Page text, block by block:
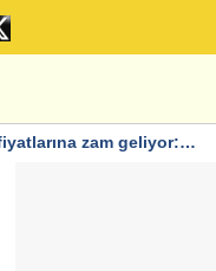
zam geliyor: